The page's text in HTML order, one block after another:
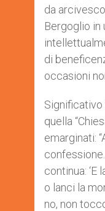
da
Bergoglio in
di
occasioni
Significativo
quella
emarginati:
continua: ‘E
o lanci la
no, non